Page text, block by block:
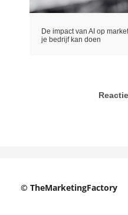
De impact van AI op
je bedrijf kan doen
© TheMarketingFactory